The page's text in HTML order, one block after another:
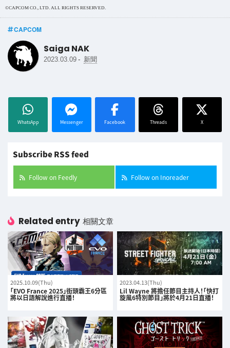
©CAPCOM CO., LTD. ALL RIGHTS RESERVED.
CAPCOM
Saiga NAK
2023.03.09 - 新聞
WhatsApp Messenger Facebook Threads X
Subscribe RSS feed
Follow on Feedly Follow on Inoreader
Related entry 相關文章
2025.10.09(Thu)
「EVO France 2025」街頭霸王6分區
將以日語解說進行直播！
2023.04.13(Thu)
Lil Wayne 將擔任節目主持人！「快打
旋風6特別節目」將於4月21日直播！